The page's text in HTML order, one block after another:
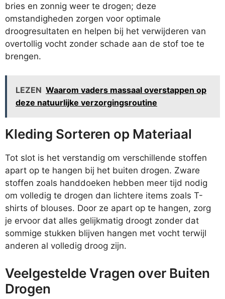
bries en zonnig weer te drogen; deze
omstandigheden zorgen voor optimale
droogresultaten en helpen bij het verwijderen van
overtollig vocht zonder schade aan de stof toe te
brengen.
LEZEN Waarom vaders massaal overstappen op
deze natuurlijke verzorgingsroutine
Kleding Sorteren op Materiaal
Tot slot is het verstandig om verschillende stoffen
apart op te hangen bij het buiten drogen. Zware
stoffen zoals handdoeken hebben meer tijd nodig
om volledig te drogen dan lichtere items zoals T-
shirts of blouses. Door ze apart op te hangen, zorg
je ervoor dat alles gelijkmatig droogt zonder dat
sommige stukken blijven hangen met vocht terwijl
anderen al volledig droog zijn.
Veelgestelde Vragen over Buiten
Drogen